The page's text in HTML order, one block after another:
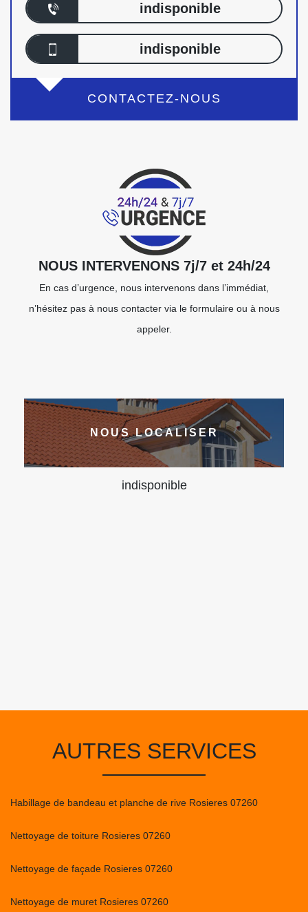
indisponible
indisponible
CONTACTEZ-NOUS
NOUS INTERVENONS 7j/7 et 24h/24
En cas d’urgence, nous intervenons dans l’immédiat,
n’hésitez pas à nous contacter via le formulaire ou à nous
appeler.
NOUS LOCALISER
indisponible
AUTRES SERVICES
Habillage de bandeau et planche de rive Rosieres 07260
Nettoyage de toiture Rosieres 07260
Nettoyage de façade Rosieres 07260
Nettoyage de muret Rosieres 07260